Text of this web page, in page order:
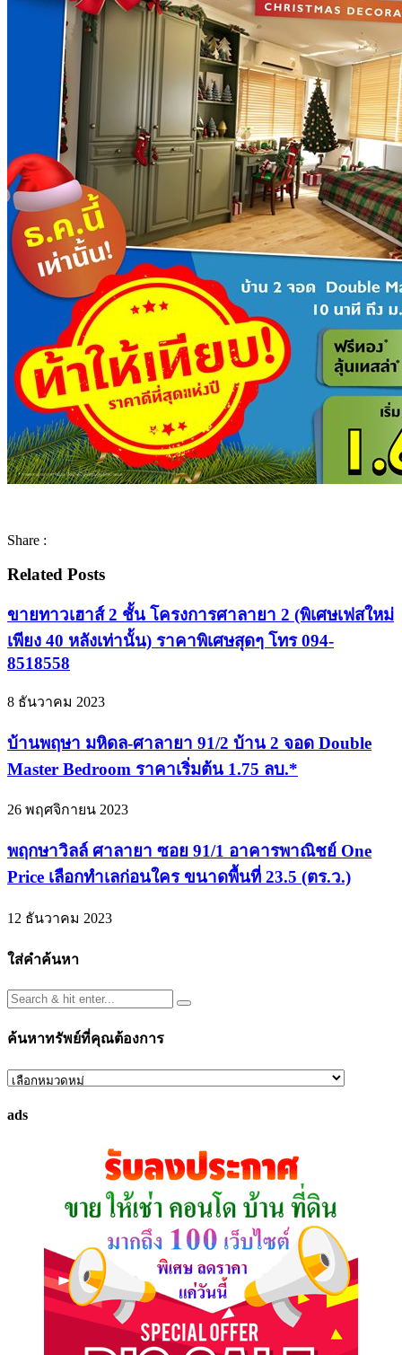
Share :
Related Posts
ขายทาวเฮาส์ 2 ชั้น โครงการศาลายา 2 (พิเศษเฟสใหม่
เพียง 40 หลังเท่านั้น) ราคาพิเศษสุดๆ โทร 094-
8518558
8 ธันวาคม 2023
บ้านพฤษา มหิดล-ศาลายา 91/2 บ้าน 2 จอด Double
Master Bedroom ราคาเริ่มต้น 1.75 ลบ.*
26 พฤศจิกายน 2023
พฤกษาวิลล์ ศาลายา ซอย 91/1 อาคารพาณิชย์ One
Price เลือกทำเลก่อนใคร ขนาดพื้นที่ 23.5 (ตร.ว.)
12 ธันวาคม 2023
ใส่คำค้นหา
ค้นหาทรัพย์ที่คุณต้องการ
ค้นหา
ที่
ads